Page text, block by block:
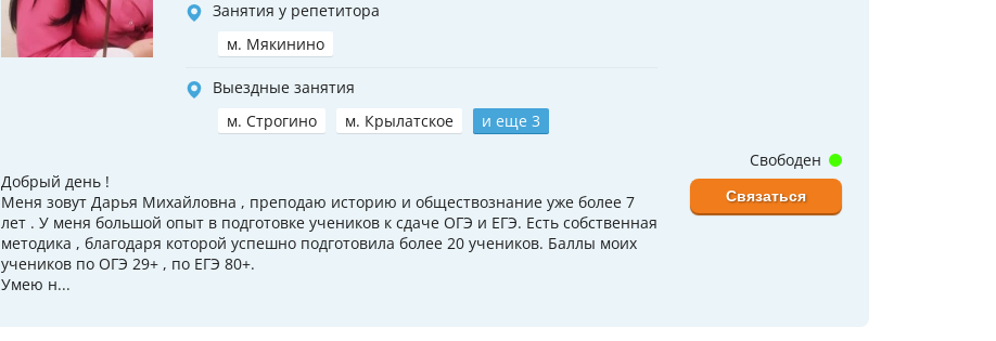
Занятия у репетитора
м. Мякинино
Выездные занятия
м. Строгино
м. Крылатское и еще 3
Добрый день !
Меня зовут Дарья Михайловна , преподаю историю и обществознание уже более 7
лет . У меня большой опыт в подготовке учеников к сдаче ОГЭ и ЕГЭ. Есть собственная
методика , благодаря которой успешно подготовила более 20 учеников. Баллы моих
учеников по ОГЭ 29+ , по ЕГЭ 80+.
Умею н...
Свободен
Связаться